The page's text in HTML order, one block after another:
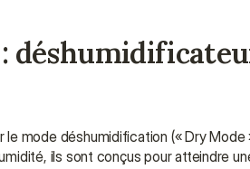
mode déshumidification (« Dry Mode
ils sont conçus pour atteindre